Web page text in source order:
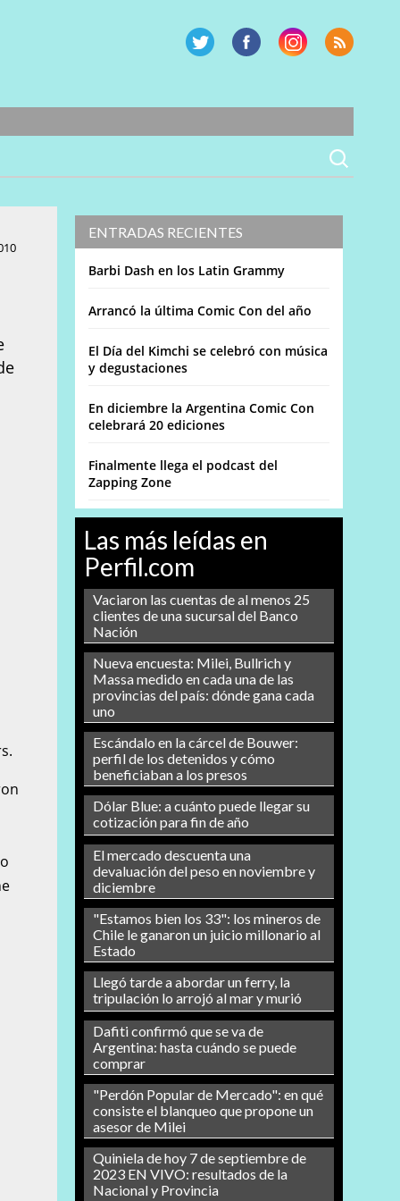
ENTRADAS RECIENTES
Barbi Dash en los Latin Grammy
Arrancó la última Comic Con del año
El Día del Kimchi se celebró con música
y degustaciones
En diciembre la Argentina Comic Con
celebrará 20 ediciones
Finalmente llega el podcast del
Zapping Zone
Las más leídas en
Perfil.com
Vaciaron las cuentas de al menos 25
clientes de una sucursal del Banco
Nación
Nueva encuesta: Milei, Bullrich y
Massa medido en cada una de las
provincias del país: dónde gana cada
uno
Escándalo en la cárcel de Bouwer:
perfil de los detenidos y cómo
beneficiaban a los presos
Dólar Blue: a cuánto puede llegar su
cotización para fin de año
El mercado descuenta una
devaluación del peso en noviembre y
diciembre
"Estamos bien los 33": los mineros de
Chile le ganaron un juicio millonario al
Estado
Llegó tarde a abordar un ferry, la
tripulación lo arrojó al mar y murió
Dafiti confirmó que se va de
Argentina: hasta cuándo se puede
comprar
"Perdón Popular de Mercado": en qué
consiste el blanqueo que propone un
asesor de Milei
Quiniela de hoy 7 de septiembre de
2023 EN VIVO: resultados de la
Nacional y Provincia